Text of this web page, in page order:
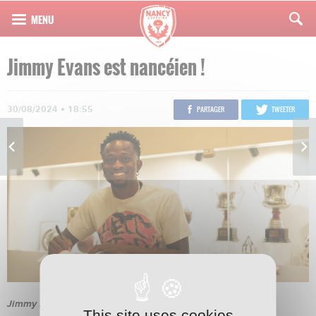
Jimmy Evans est nancéien !
30/08/2024 • 18:55 PARTAGER TWEETER
Jimmy Evans s’engage avec l’AS Nancy Lorraine